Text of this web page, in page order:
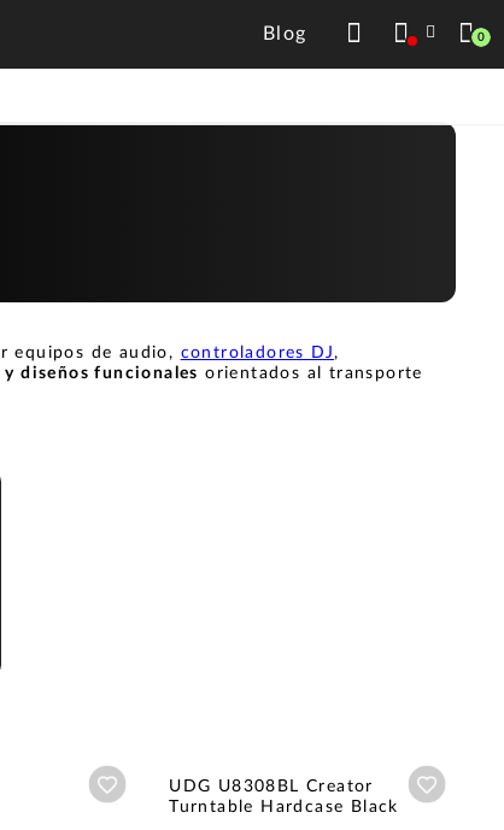
Blog 0
equipos de audio, controladores DJ,
diseños funcionales orientados al transporte
Añadir a wishlist
UDG U8308BL Creator
Turntable Hardcase Black